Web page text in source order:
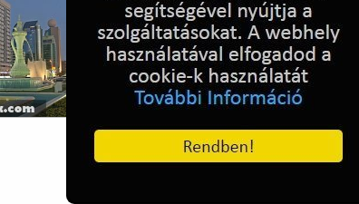
Luxushajó Csongrádon